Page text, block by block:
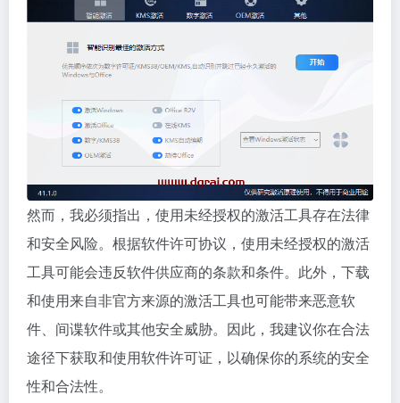
然而，我必须指出，使用未经授权的激活工具存在法律
和安全风险。根据软件许可协议，使用未经授权的激活
工具可能会违反软件供应商的条款和条件。此外，下载
和使用来自非官方来源的激活工具也可能带来恶意软
件、间谍软件或其他安全威胁。因此，我建议你在合法
途径下获取和使用软件许可证，以确保你的系统的安全
性和合法性。